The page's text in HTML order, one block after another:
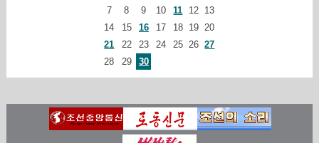
7
8 9 10 11 12
13
14
15 16 17 18 19 20
21
22 23 24 25 26 27
28
29 30